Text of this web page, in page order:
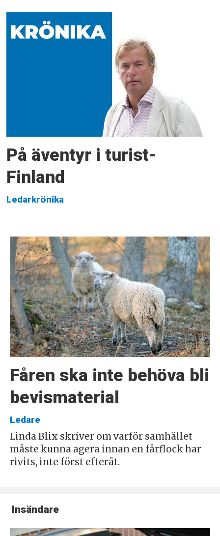
På äventyr i turist-
Finland
Ledarkrönika
Fåren ska inte behöva bli
bevismaterial
Ledare
Linda Blix skriver om varför samhället
måste kunna agera innan en fårflock har
rivits, inte först efteråt.
Insändare